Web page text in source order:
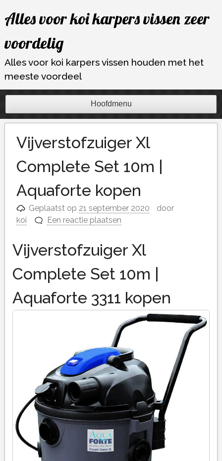
naar
inhoud
Alles voor koi karpers vissen zeer
voordelig
Alles voor koi karpers vissen houden met het
meeste voordeel
Hoofdmenu
Vijverstofzuiger Xl
Complete Set 10m |
Aquaforte kopen
Geplaatst op 21 september 2020
door
koi
Een reactie plaatsen
Vijverstofzuiger Xl
Complete Set 10m |
Aquaforte 3311 kopen